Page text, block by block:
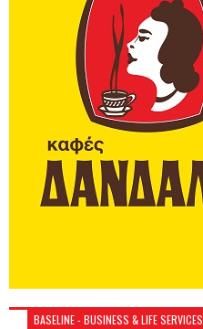
BASELINE - BUSINESS & LIFE SERVICES